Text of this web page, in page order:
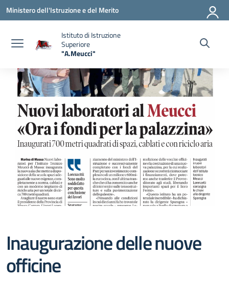
Vai ai contenuti
Vai al menu di navigazione
Vai al footer
Ministero dell'Istruzione e del Merito
Istituto di Istruzione
Superiore
"A.Meucci"
Inaugurazione delle nuove
officine